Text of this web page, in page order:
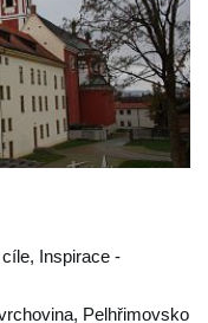
Inspirace -
, Pelhřimovsko